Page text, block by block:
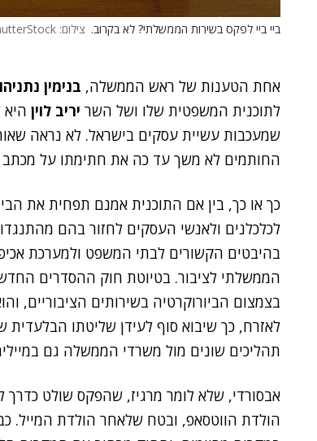
ביי ביי לפקס בשירות הממשלתי? לא בקרוב. צילום: ShutterStock
אחת הטענות של ראש הממשלה, בנימין נתניהו
לתוכנית המשפטית שלו ושל השר יריב לוין
שמעכבות עשיית עסקים בישראל. לא נראה
החותמים לא משך עד כה את חתימתו על
כך או כך, בין אם התוכנית אמנם תפחית את
לכלכלנים ולאנשי העסקים לחזור בהם
בהיבטים הקשורים לבתי המשפט ולמערכת
הממשלתי לציבור. בטיוטת חוק ההסדרים
בצמצום הביורוקרטיה בשירותים הציבוריים,
לאזרח, כך שיבוא סוף לעידן שליטתו
תהליכים שונים מול משרדי הממשלה גם
הולדת הווטסאפ, ובטח שלאחר הולדת המייל.